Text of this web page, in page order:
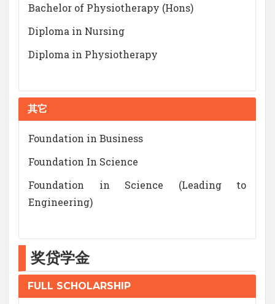
Bachelor of Physiotherapy (Hons)
Diploma in Nursing
Diploma in Physiotherapy
其它
Foundation in Business
Foundation In Science
Foundation in Science (Leading to
Engineering)
奖贷学金
FULL SCHOLARSHIP